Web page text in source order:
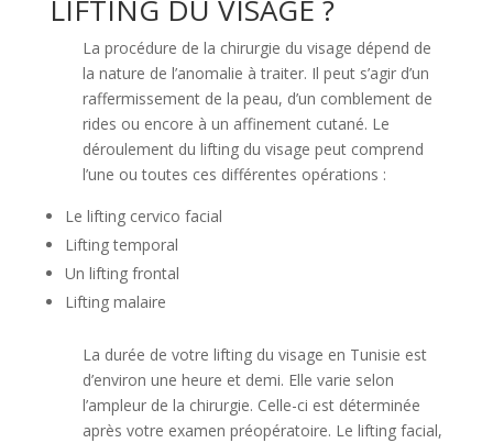
LIFTING DU VISAGE ?
La procédure de la chirurgie du visage dépend de
la nature de l’anomalie à traiter. Il peut s’agir d’un
raffermissement de la peau, d’un comblement de
rides ou encore à un affinement cutané. Le
déroulement du lifting du visage peut comprend
l’une ou toutes ces différentes opérations :
Le lifting cervico facial
Lifting temporal
Un lifting frontal
Lifting malaire
La durée de votre lifting du visage en Tunisie est
d’environ une heure et demi. Elle varie selon
l’ampleur de la chirurgie. Celle-ci est déterminée
après votre examen préopératoire. Le lifting facial,